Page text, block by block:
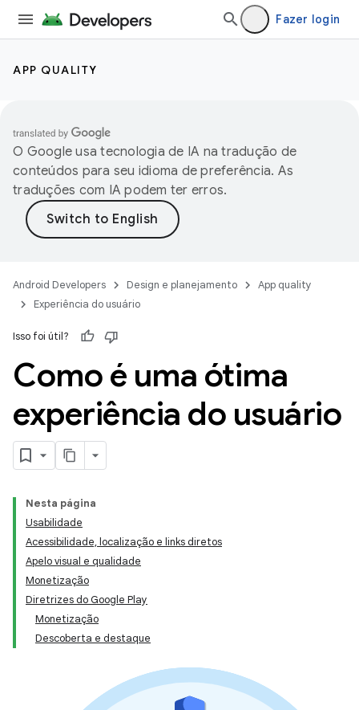
Fazer login
APP QUALITY
O Google usa tecnologia de IA na tradução de
conteúdos para seu idioma de preferência. As
traduções com IA podem ter erros.
Android Developers Design e planejamento
App quality
Experiência do usuário
Isso foi útil?
Como é uma ótima
experiência do usuário
Nesta página
Usabilidade
Acessibilidade, localização e links diretos
Apelo visual e qualidade
Monetização
Diretrizes do Google Play
Monetização
Descoberta e destaque